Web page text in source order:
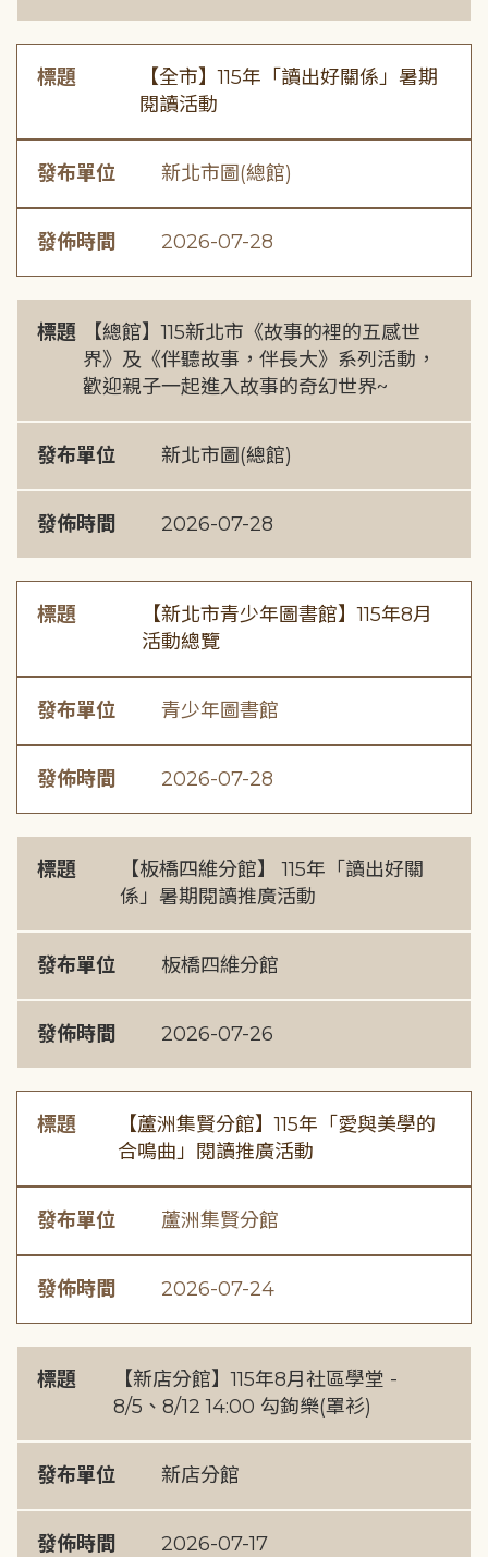
標題
【全市】115年「讀出好關係」暑期
閱讀活動
發布單位 新北市圖(總館)
發佈時間 2026-07-28
標題
【總館】115新北市《故事的裡的五感世
界》及《伴聽故事，伴長大》系列活動，
歡迎親子一起進入故事的奇幻世界~
發布單位 新北市圖(總館)
發佈時間 2026-07-28
標題
【新北市青少年圖書館】115年8月
活動總覽
發布單位 青少年圖書館
發佈時間 2026-07-28
標題
【板橋四維分館】 115年「讀出好關
係」暑期閱讀推廣活動
發布單位 板橋四維分館
發佈時間 2026-07-26
標題
【蘆洲集賢分館】115年「愛與美學的
合鳴曲」閱讀推廣活動
發布單位 蘆洲集賢分館
發佈時間 2026-07-24
標題
【新店分館】115年8月社區學堂 -
8/5、8/12 14:00 勾鉤樂(罩衫)
發布單位 新店分館
發佈時間 2026-07-17